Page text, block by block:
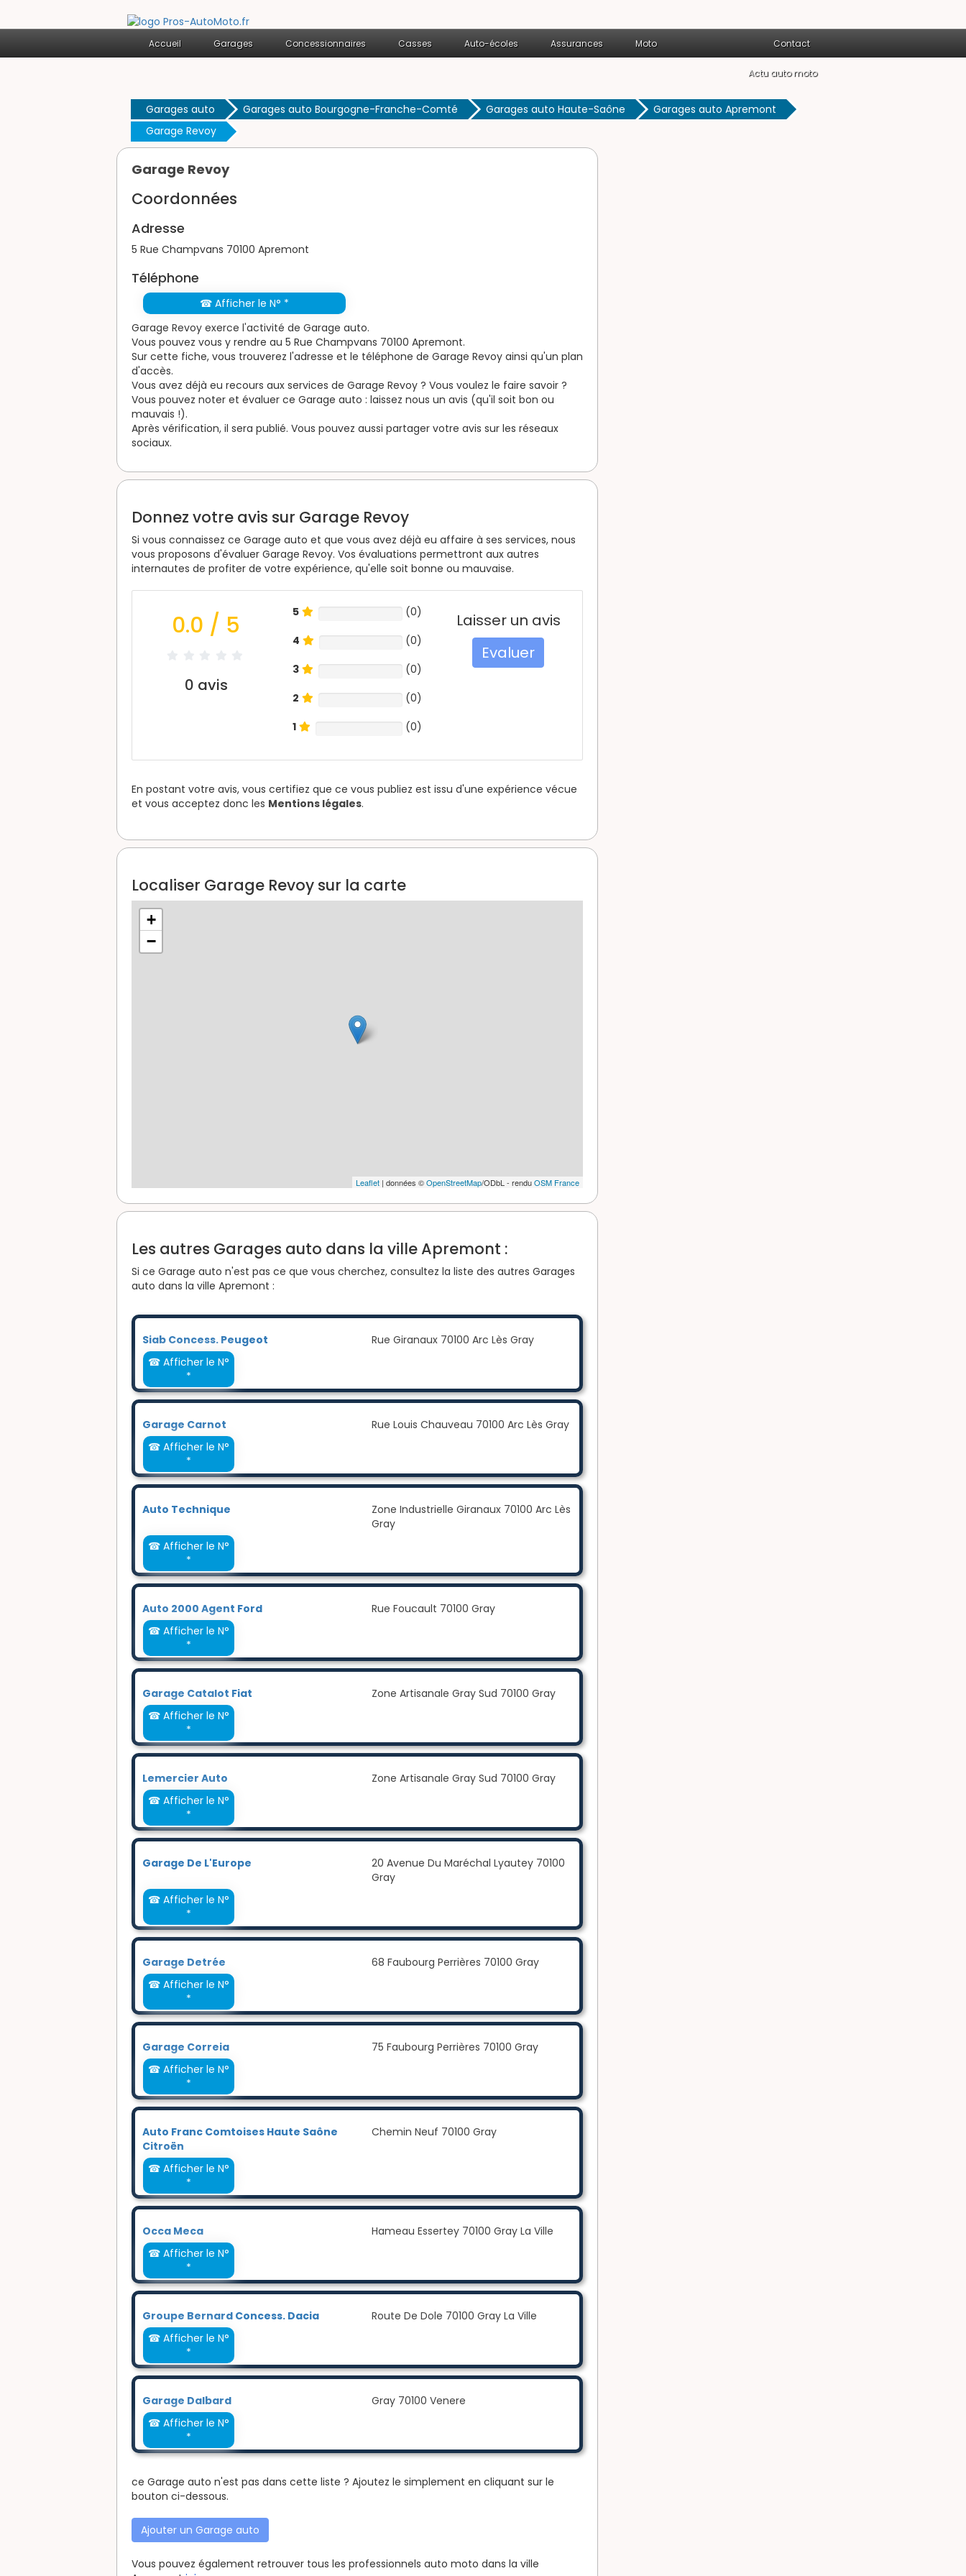
Accueil Garages Concessionnaires Casses Auto-écoles Assurances Moto Contact
Actu auto moto
Garages auto Garages auto Bourgogne-Franche-Comté Garages auto Haute-Saône
Garages auto Apremont
Garage Revoy
Garage Revoy
Coordonnées
Adresse
5 Rue Champvans 70100 Apremont
Téléphone
☎ Afficher le N° *
Garage Revoy exerce l'activité de Garage auto.
Vous pouvez vous y rendre au 5 Rue Champvans 70100 Apremont.
Sur cette fiche, vous trouverez l'adresse et le téléphone de Garage Revoy ainsi qu'un plan
d'accès.
Vous avez déjà eu recours aux services de Garage Revoy ? Vous voulez le faire savoir ?
Vous pouvez noter et évaluer ce Garage auto : laissez nous un avis (qu'il soit bon ou
mauvais !).
Après vérification, il sera publié. Vous pouvez aussi partager votre avis sur les réseaux
sociaux.
Donnez votre avis sur Garage Revoy
Si vous connaissez ce Garage auto et que vous avez déjà eu affaire à ses services, nous
vous proposons d'évaluer Garage Revoy. Vos évaluations permettront aux autres
internautes de profiter de votre expérience, qu'elle soit bonne ou mauvaise.
0.0 / 5
0 avis
5 (0)
4
(0)
3
(0)
2
(0)
1
(0)
Laisser un avis
Evaluer
En postant votre avis, vous certifiez que ce vous publiez est issu d'une expérience vécue
et vous acceptez donc les Mentions légales.
Localiser Garage Revoy sur la carte
+
−
Leaflet | données ©OpenStreetMap/ODbL - renduOSM France
Les autres Garages auto dans la ville Apremont :
Si ce Garage auto n'est pas ce que vous cherchez, consultez la liste des autres Garages
auto dans la ville Apremont :
Siab Concess. Peugeot
Rue Giranaux 70100 Arc Lès Gray
☎ Afficher le N°
*
Garage Carnot
Rue Louis Chauveau 70100 Arc Lès Gray
☎ Afficher le N°
*
Auto Technique
Zone Industrielle Giranaux 70100 Arc Lès
Gray
☎ Afficher le N°
*
Auto 2000 Agent Ford
Rue Foucault 70100 Gray
☎ Afficher le N°
*
Garage Catalot Fiat
Zone Artisanale Gray Sud 70100 Gray
☎ Afficher le N°
*
Lemercier Auto
Zone Artisanale Gray Sud 70100 Gray
☎ Afficher le N°
*
Garage De L'Europe
20 Avenue Du Maréchal Lyautey 70100
Gray
☎ Afficher le N°
*
Garage Detrée
68 Faubourg Perrières 70100 Gray
☎ Afficher le N°
*
Garage Correia
75 Faubourg Perrières 70100 Gray
☎ Afficher le N°
*
Auto Franc Comtoises Haute Saône
Citroën
Chemin Neuf 70100 Gray
☎ Afficher le N°
*
Occa Meca
Hameau Essertey 70100 Gray La Ville
☎ Afficher le N°
*
Groupe Bernard Concess. Dacia
Route De Dole 70100 Gray La Ville
☎ Afficher le N°
*
Garage Dalbard
Gray 70100 Venere
☎ Afficher le N°
*
ce Garage auto n'est pas dans cette liste ? Ajoutez le simplement en cliquant sur le
bouton ci-dessous.
Ajouter un Garage auto
Vous pouvez également retrouver tous les professionnels auto moto dans la ville